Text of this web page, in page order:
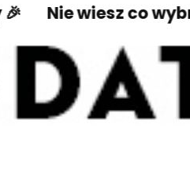
wiesz co wybrać -